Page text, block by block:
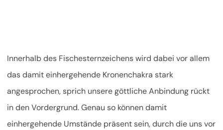
Innerhalb des Fischesternzeichens wird dabei vor allem
das damit einhergehende Kronenchakra stark
angesprochen, sprich unsere göttliche Anbindung rückt
in den Vordergrund. Genau so können damit
einhergehende Umstände präsent sein, durch die uns vor